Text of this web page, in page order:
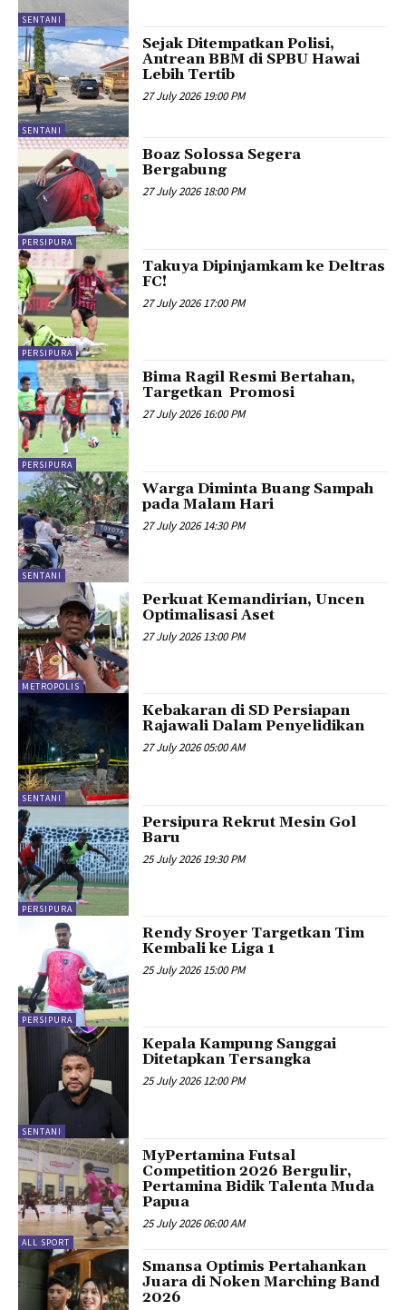
SENTANI
SENTANI
Sejak Ditempatkan Polisi,
Antrean BBM di SPBU Hawai
Lebih Tertib
27 July 2026 19:00 PM
PERSIPURA
Boaz Solossa Segera
Bergabung
27 July 2026 18:00 PM
PERSIPURA
Takuya Dipinjamkam ke Deltras
FC!
27 July 2026 17:00 PM
PERSIPURA
Bima Ragil Resmi Bertahan,
Targetkan Promosi
27 July 2026 16:00 PM
SENTANI
Warga Diminta Buang Sampah
pada Malam Hari
27 July 2026 14:30 PM
METROPOLIS
Perkuat Kemandirian, Uncen
Optimalisasi Aset
27 July 2026 13:00 PM
SENTANI
Kebakaran di SD Persiapan
Rajawali Dalam Penyelidikan
27 July 2026 05:00 AM
PERSIPURA
Persipura Rekrut Mesin Gol
Baru
25 July 2026 19:30 PM
PERSIPURA
Rendy Sroyer Targetkan Tim
Kembali ke Liga 1
25 July 2026 15:00 PM
SENTANI
Kepala Kampung Sanggai
Ditetapkan Tersangka
25 July 2026 12:00 PM
ALL SPORT
MyPertamina Futsal
Competition 2026 Bergulir,
Pertamina Bidik Talenta Muda
Papua
25 July 2026 06:00 AM
Smansa Optimis Pertahankan
Juara di Noken Marching Band
2026